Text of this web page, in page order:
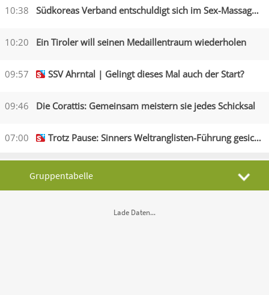
10:38 Südkoreas Verband entschuldigt sich im Sex-Massagen-Skandal
10:20 Ein Tiroler will seinen Medaillentraum wiederholen
09:57 SSV Ahrntal | Gelingt dieses Mal auch der Start?
09:46 Die Corattis: Gemeinsam meistern sie jedes Schicksal
07:00 Trotz Pause: Sinners Weltranglisten-Führung gesichert
Gruppentabelle
Lade Daten...